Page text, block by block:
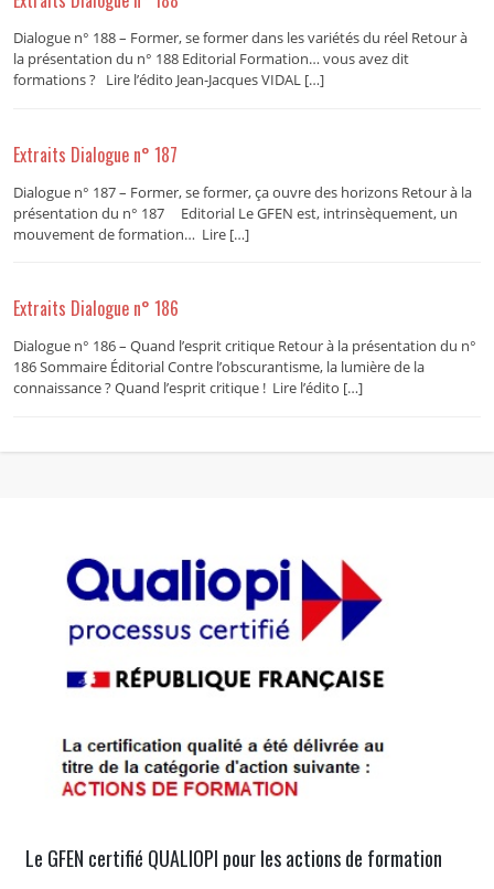
Dialogue n° 188 – Former, se former dans les variétés du réel Retour à
la présentation du n° 188 Editorial Formation… vous avez dit
formations ? Lire l’édito Jean-Jacques VIDAL […]
Extraits Dialogue n° 187
Dialogue n° 187 – Former, se former, ça ouvre des horizons Retour à la
présentation du n° 187 Editorial Le GFEN est, intrinsèquement, un
mouvement de formation… Lire […]
Extraits Dialogue n° 186
Dialogue n° 186 – Quand l’esprit critique Retour à la présentation du n°
186 Sommaire Éditorial Contre l’obscurantisme, la lumière de la
connaissance ? Quand l’esprit critique ! Lire l’édito […]
Le GFEN certifié QUALIOPI pour les actions de formation